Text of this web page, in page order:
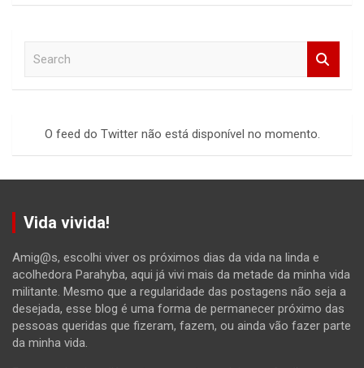
O feed do Twitter não está disponível no momento.
Vida vivida!
Amig@s, escolhi viver os próximos dias da vida na linda e
acolhedora Parahyba, aqui já vivi mais da metade da minha vida
militante. Mesmo que a regularidade das postagens não seja a
desejada, esse blog é uma forma de permanecer próximo das
pessoas queridas que fizeram, fazem, ou ainda vão fazer parte
da minha vida.